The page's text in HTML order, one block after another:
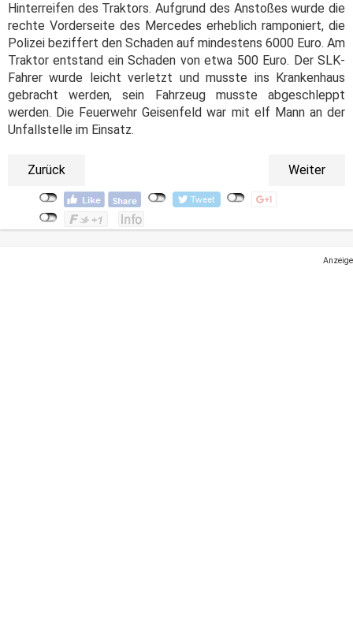
Hinterreifen des Traktors. Aufgrund des Anstoßes wurde die
rechte Vorderseite des Mercedes erheblich ramponiert, die
Polizei beziffert den Schaden auf mindestens 6000 Euro. Am
Traktor entstand ein Schaden von etwa 500 Euro. Der SLK-
Fahrer wurde leicht verletzt und musste ins Krankenhaus
gebracht werden, sein Fahrzeug musste abgeschleppt
werden. Die Feuerwehr Geisenfeld war mit elf Mann an der
Unfallstelle im Einsatz.
Zurück Weiter
Anzeige